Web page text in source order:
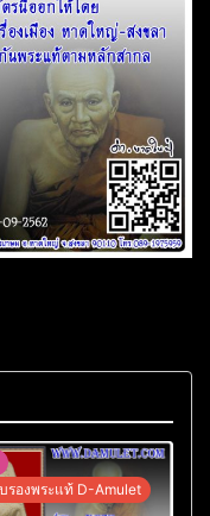
รองพระแท้ D-Amulet